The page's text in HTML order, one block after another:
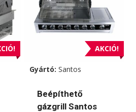
AKCIÓ!
Gyártó: Santos
Beépíthető
gázgrill Santos